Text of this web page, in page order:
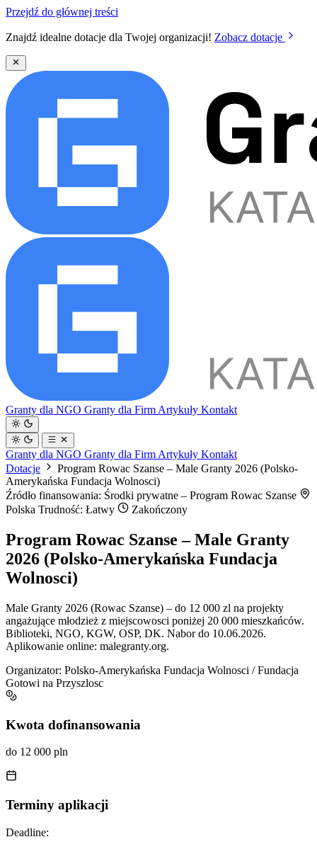
Przejdź do głównej treści
Znajdź idealne dotacje dla Twojej organizacji! Zobacz dotacje
Granty dla NGO Granty dla Firm Artykuły Kontakt
Granty dla NGO Granty dla Firm Artykuły Kontakt
Dotacje
Program Rowac Szanse – Male Granty 2026 (Polsko-
Amerykańska Fundacja Wolnosci)
Źródło finansowania: Środki prywatne – Program Rowac Szanse
Polska Trudność: Łatwy Zakończony
Program Rowac Szanse – Male Granty
2026 (Polsko-Amerykańska Fundacja
Wolnosci)
Male Granty 2026 (Rowac Szanse) – do 12 000 zl na projekty
angażujące młodzież z miejscowosci poniżej 20 000 mieszkańców.
Biblioteki, NGO, KGW, OSP, DK. Nabor do 10.06.2026.
Aplikowanie online: malegranty.org.
Organizator: Polsko-Amerykańska Fundacja Wolnosci / Fundacja
Gotowi na Przyszlosc
Kwota dofinansowania
do 12 000 pln
Terminy aplikacji
Deadline: